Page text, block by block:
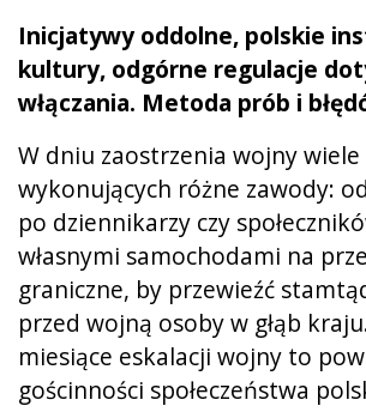
Inicjatywy oddolne, polskie
kultury, odgórne regulacje
włączania. Metoda prób i
W dniu zaostrzenia wojny wiele
wykonujących różne zawody:
po dziennikarzy czy
własnymi samochodami na
graniczne, by przewieźć
przed wojną osoby w głąb
miesiące eskalacji wojny to
gościnności społeczeństwa